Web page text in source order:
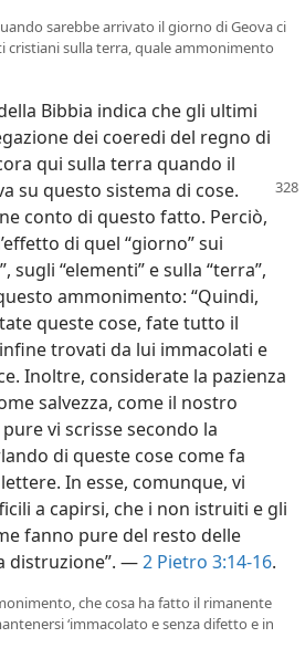
sarebbe arrivato il giorno di Geova ci
cristiani sulla terra, quale ammonimento
Bibbia indica che gli ultimi
dei coeredi del regno di
qui sulla terra quando il
su questo sistema di cose.
conto di questo fatto. Perciò,
di quel “giorno” sui
sugli “elementi” e sulla “terra”,
ammonimento: “Quindi,
queste cose, fate tutto il
trovati da lui immacolati e
Inoltre, considerate la pazienza
salvezza, come il nostro
vi scrisse secondo la
di queste cose come fa
In esse, comunque, vi
a capirsi, che i non istruiti e gli
fanno pure del resto delle
distruzione”. —2 Pietro 3:14-16.
che cosa ha fatto il rimanente
‘immacolato e senza difetto e in